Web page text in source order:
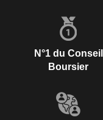
N°1 du Conseil
Boursier